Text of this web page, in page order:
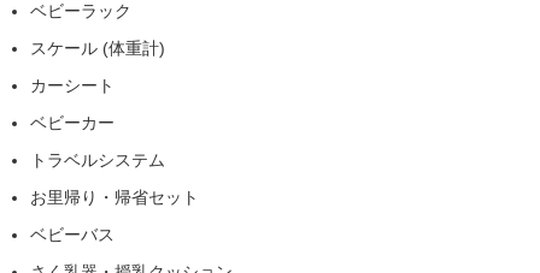
ベビーラック
スケール (体重計)
カーシート
ベビーカー
トラベルシステム
お里帰り・帰省セット
ベビーバス